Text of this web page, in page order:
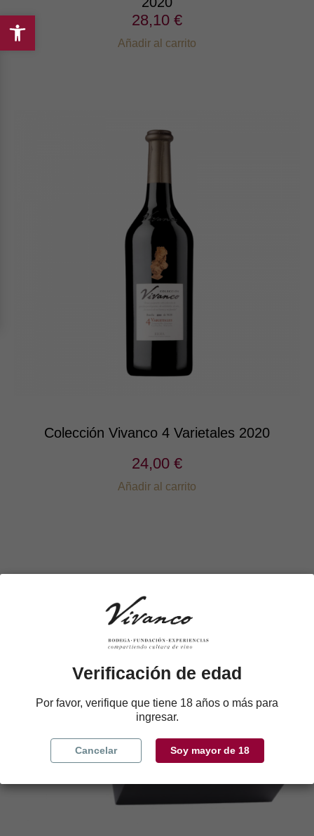
28,10 €
Añadir al carrito
Colección Vivanco 4 Varietales 2020
24,00 €
Añadir al carrito
Verificación de edad
Por favor, verifique que tiene 18 años o más para
ingresar.
Cancelar Soy mayor de 18
Abrir
barra